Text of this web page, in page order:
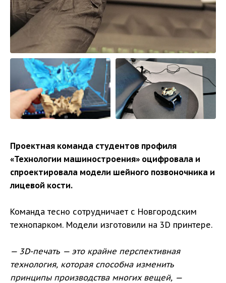
Проектная команда студентов профиля
«Технологии машиностроения» оцифровала и
спроектировала модели шейного позвоночника и
лицевой кости.
Команда тесно сотрудничает с Новгородским
технопарком. Модели изготовили на 3D принтере.
— 3D-печать — это крайне перспективная
технология, которая способна изменить
принципы производства многих вещей, —